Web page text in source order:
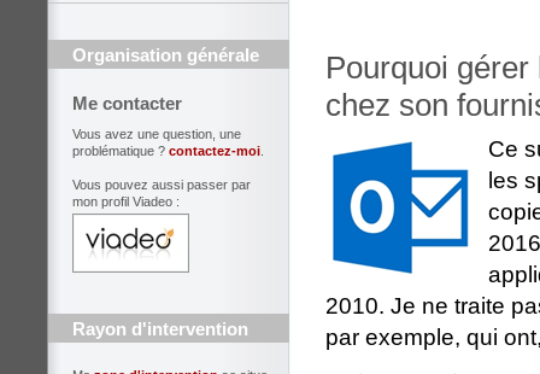
Organisation générale
Me contacter
Vous avez une question, une
problématique ? contactez-moi
Vous pouvez aussi passer par
mon profil Viadeo :
Rayon d'intervention
Pourquoi
chez son
Ce
les
2010. Je ne traite
par exemple, qui